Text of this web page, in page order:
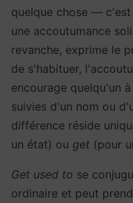
quelque chose —
une accoutumance
revanche, exprime le
de s'habituer,
encourage quelqu'un
suivies d'un nom ou
différence réside
un état) ou get (pour
Get used to se
ordinaire et peut